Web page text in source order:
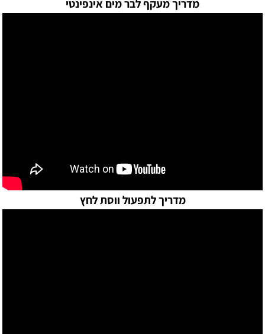
מדריך מעקף לבר מים אינפינטי
מדריך לתפעול ווסת לחץ